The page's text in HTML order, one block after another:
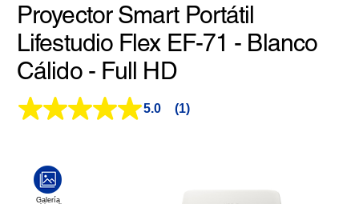
Proyector Smart Portátil
Lifestudio Flex EF-71 - Blanco
Cálido - Full HD
5.0
Lea
(1)